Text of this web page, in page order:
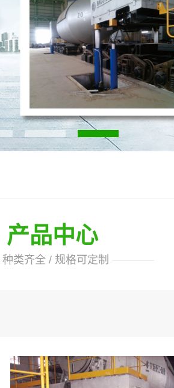
产品中心
类齐全 / 规格可定制